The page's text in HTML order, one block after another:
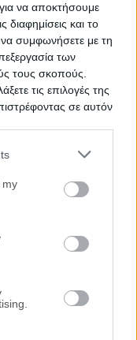
να αποκτήσουμε
διαφημίσεις και το
να συμφωνήσετε με τη
των
τους σκοπούς.
τις επιλογές της
σε αυτόν
including but
You may click to
third-party tags to
in below Google
my
Χώροι